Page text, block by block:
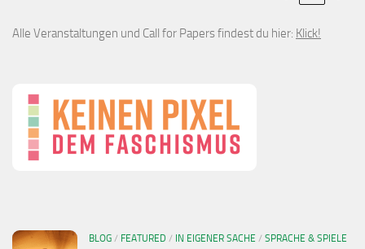
Alle Veranstaltungen und Call for Papers findest du hier: Klick!
BLOG / FEATURED / IN EIGENER SACHE / SPRACHE & SPIELE